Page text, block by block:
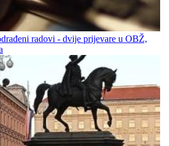
radovi - dvije prijevare u OBŽ,